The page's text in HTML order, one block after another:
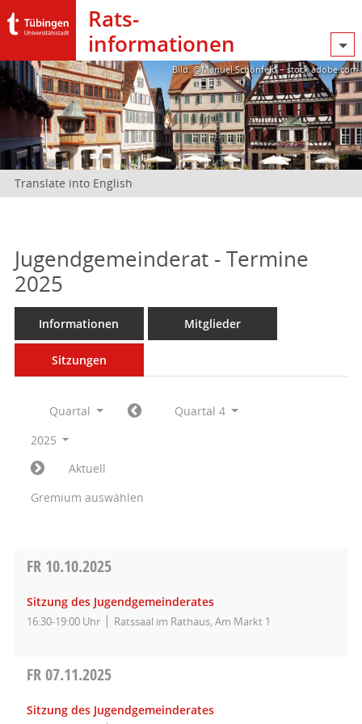
Rats­
informationen
Bild: @Manuel Schönfeld – stock.adobe.com
Translate into English
Jugendgemeinderat - Termine
2025
Informationen Mitglieder
Sitzungen
Quartal
Quartal 4
2025
Aktuell
Gremium auswählen
FR 10.10.2025
Sitzung des Jugendgemeinderates
16:30-19:00 Uhr Ratssaal im Rathaus, Am Markt 1
FR07.11.2025
Sitzung des Jugendgemeinderates